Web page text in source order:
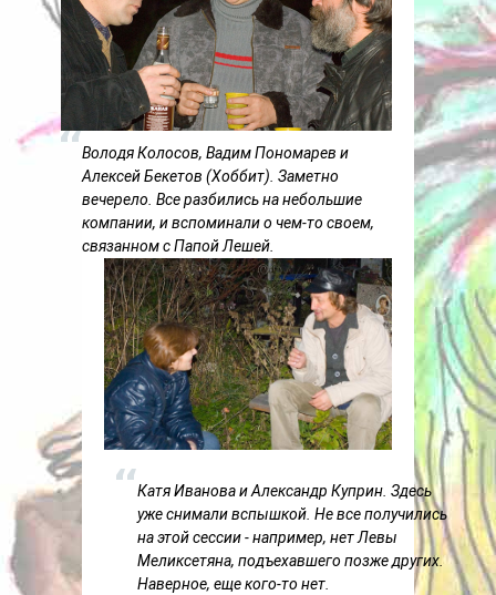
Володя Колосов, Вадим Пономарев и
Алексей Бекетов (Хоббит). Заметно
вечерело. Все разбились на небольшие
компании, и вспоминали о чем-то своем,
связанном с Папой Лешей.
Катя Иванова и Александр Куприн. Здесь
уже снимали вспышкой. Не все получились
на этой сессии - например, нет Левы
Меликсетяна, подъехавшего позже других.
Наверное, еще кого-то нет.